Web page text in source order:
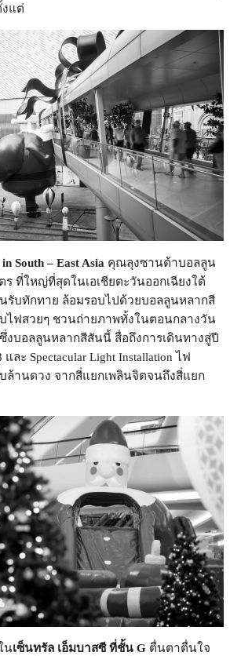
แต่
South – East Asia คุณลุงซานต้าบอลลูน
ร ที่ใหญ่ที่สุดในเอเชียตะวันออกเฉียงใต้
บทักทาย ล้อมรอบไปด้วยบอลลูนหลากสี
ไฟสวยๆ ชวนถ่ายภาพทั้งในตอนกลางวัน
งบอลลูนหลากสีสันนี้ สื่อถึงการเดินทางสู่ปี
ละ Spectacular Light Installation ไฟ
ล้านดวง จากสี่แยกเพลินจิตจนถึงสี่แยก
นเซ็นทรัล เอ็มบาสซี ที่ชั้น G ตื่นตาตื่นใจ